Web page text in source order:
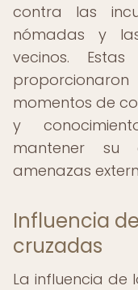
contra las
nómadas y
vecinos.
momentos de
y
mantener su
amenazas
Influencia
cruzadas
La influencia de